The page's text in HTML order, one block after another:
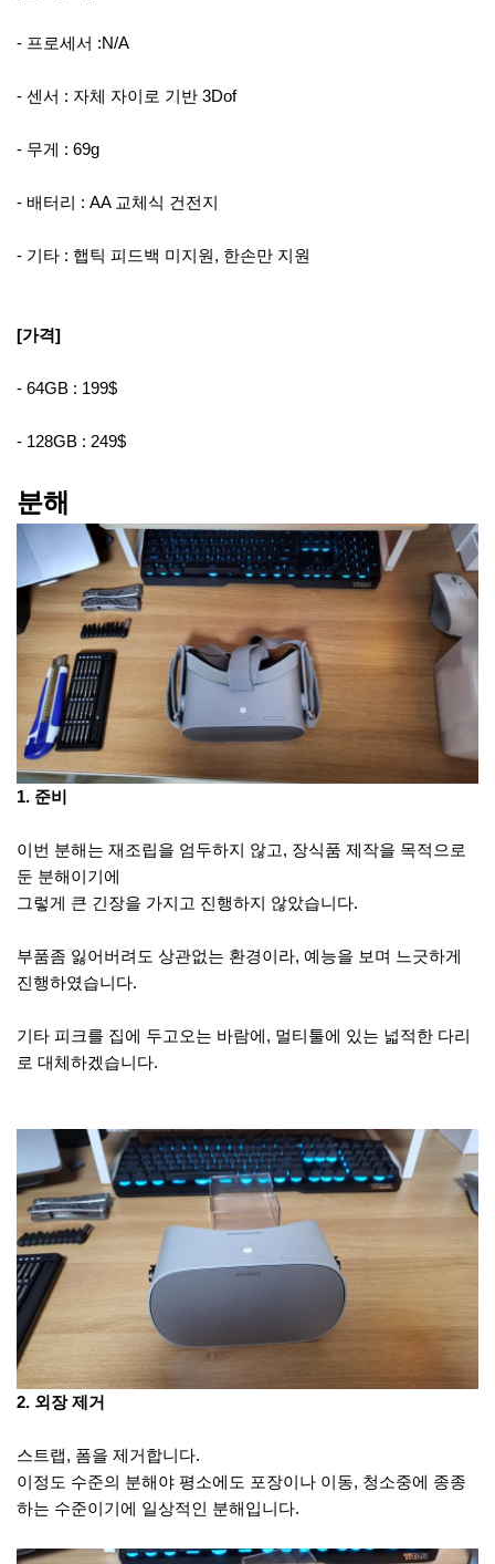
- 프로세서 :N/A
- 센서 : 자체 자이로 기반 3Dof
- 무게 : 69g
- 배터리 : AA 교체식 건전지
- 기타 : 햅틱 피드백 미지원, 한손만 지원
[가격]
- 64GB : 199$
- 128GB : 249$
분해
1. 준비
이번 분해는 재조립을 엄두하지 않고, 장식품 제작을 목적으로
둔 분해이기에
그렇게 큰 긴장을 가지고 진행하지 않았습니다.
부품좀 잃어버려도 상관없는 환경이라, 예능을 보며 느긋하게
진행하였습니다.
기타 피크를 집에 두고오는 바람에, 멀티툴에 있는 넓적한 다리
로 대체하겠습니다.
2. 외장 제거
스트랩, 폼을 제거합니다.
이정도 수준의 분해야 평소에도 포장이나 이동, 청소중에 종종
하는 수준이기에 일상적인 분해입니다.